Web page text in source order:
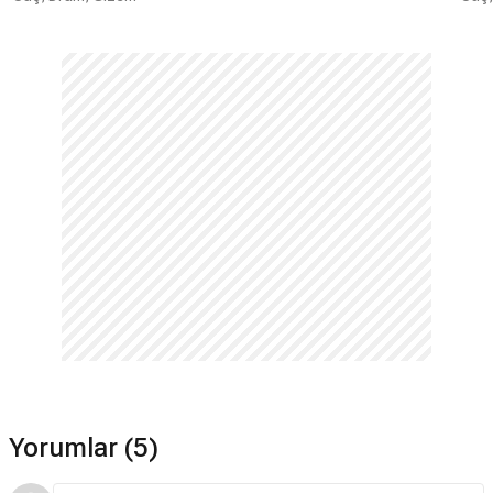
Yorumlar (5)